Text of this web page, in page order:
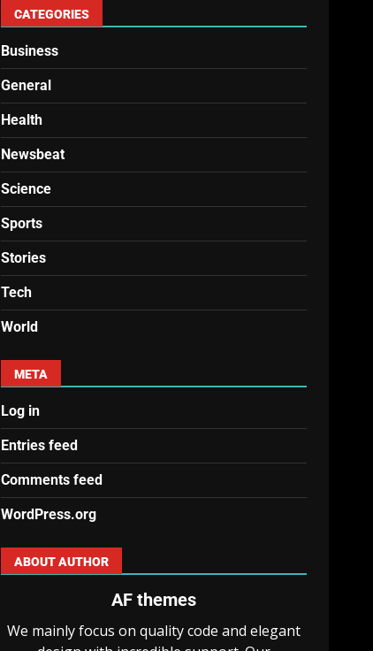
CATEGORIES
Business
General
Health
Newsbeat
Science
Sports
Stories
Tech
World
META
Log in
Entries feed
Comments feed
WordPress.org
ABOUT AUTHOR
AF themes
We mainly focus on quality code and elegant